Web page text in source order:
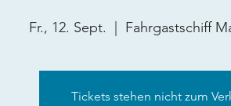
Fr., 12. Sept. Fahrgastschiff
Tickets stehen nicht zum